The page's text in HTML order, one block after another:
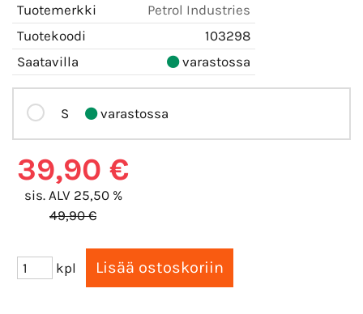
Tuotemerkki
Petrol Industries
Tuotekoodi
103298
Saatavilla
varastossa
S varastossa
39,90 €
sis. ALV 25,50 %
49,90 €
kpl